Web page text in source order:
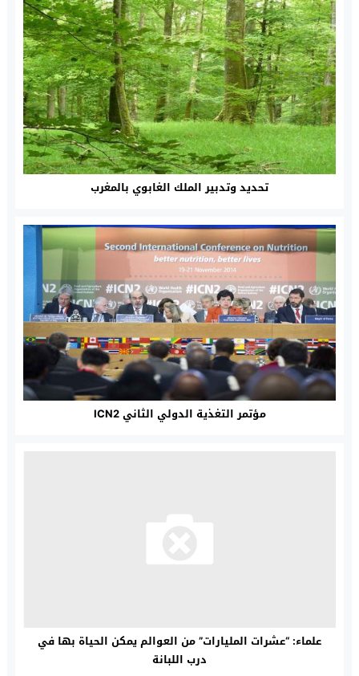
تحديد وتدبير الملك الغابوي بالمغرب
مؤتمر التغذية الدولي الثاني ICN2
علماء: “عشرات المليارات” من العوالم يمكن الحياة بها في
درب اللبانة